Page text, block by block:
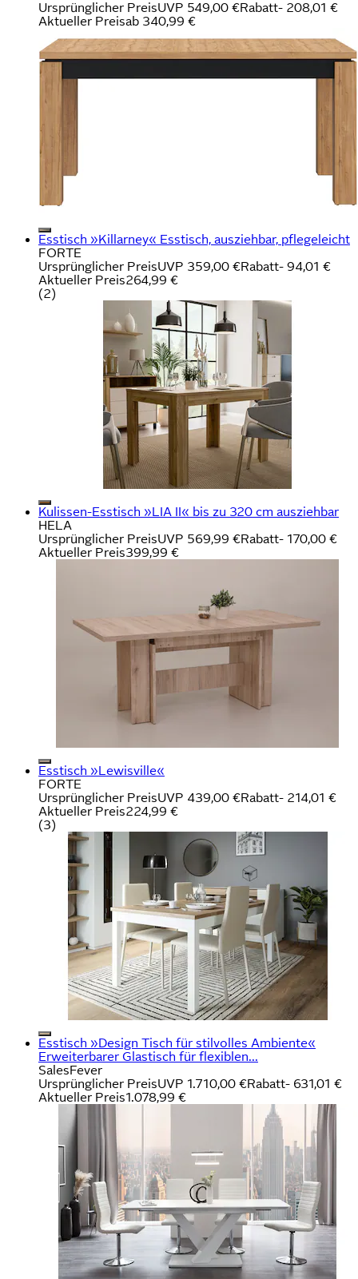
Ursprünglicher PreisUVP 549,00 €Rabatt- 208,01 €
Aktueller Preisab 340,99 €
Esstisch »Killarney« Esstisch, ausziehbar, pflegeleicht
FORTE
Ursprünglicher PreisUVP 359,00 €Rabatt- 94,01 €
Aktueller Preis264,99 €
(2)
Kulissen-Esstisch »LIA II« bis zu 320 cm ausziehbar
HELA
Ursprünglicher PreisUVP 569,99 €Rabatt- 170,00 €
Aktueller Preis399,99 €
Esstisch »Lewisville«
FORTE
Ursprünglicher PreisUVP 439,00 €Rabatt- 214,01 €
Aktueller Preis224,99 €
(3)
Esstisch »Design Tisch für stilvolles Ambiente«
Erweiterbarer Glastisch für flexiblen...
SalesFever
Ursprünglicher PreisUVP 1.710,00 €Rabatt- 631,01 €
Aktueller Preis1.078,99 €